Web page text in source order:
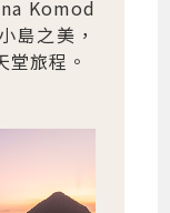
Komod
島之美，
旅程。